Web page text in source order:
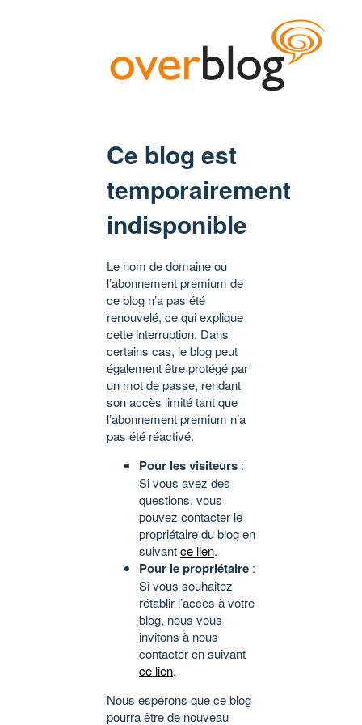
Ce blog est
temporairement
indisponible
Le nom de domaine ou
l’abonnement premium de
ce blog n’a pas été
renouvelé, ce qui explique
cette interruption. Dans
certains cas, le blog peut
également être protégé par
un mot de passe, rendant
son accès limité tant que
l’abonnement premium n’a
pas été réactivé.
Pour les visiteurs :
Si vous avez des
questions, vous
pouvez contacter le
propriétaire du blog en
suivantce lien.
Pour le propriétaire :
Si vous souhaitez
rétablir l’accès à votre
blog, nous vous
invitons à nous
contacter en suivant
ce lien.
Nous espérons que ce blog
pourra être de nouveau